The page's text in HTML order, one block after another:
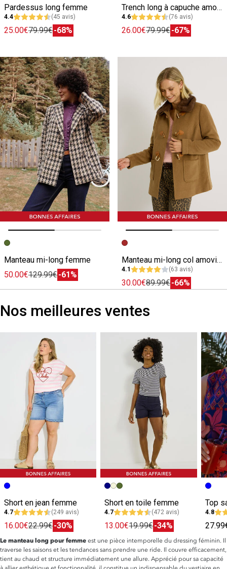
Pardessus long femme
4.4 (45 avis)
25.00€79.99€-68%
Trench long à capuche amovible femme
4.6 (76 avis)
26.00€79.99€-67%
Image précédente
Image suivante
Manteau mi-long femme
50.00€129.99€-61%
Image précédente
Image suivante
Manteau mi-long col amovible femme
4.1 (63 avis)
30.00€89.99€-66%
Nos meilleures ventes
Short en jean femme
4.7 (249 avis)
16.00€22.99€-30%
Short en toile femme
4.7 (472 avis)
13.00€19.99€-34%
4.8
Le manteau long pour femme est une pièce intemporelle du dressing féminin. Il
traverse les saisons et les tendances sans prendre une ride. Il couvre efficacement,
tient au chaud et structure immédiatement une allure. Apprécié pour sa capacité